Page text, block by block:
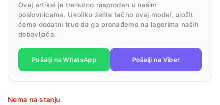
Ovaj artikal je trenutno rasprodan u našim
poslovnicama. Ukoliko želite tačno ovaj model, uložit
ćemo dodatni trud da ga pronađemo na lagerima naših
dobavljača.
Pošalji na WhatsApp Pošalji na Viber
Nema na stanju